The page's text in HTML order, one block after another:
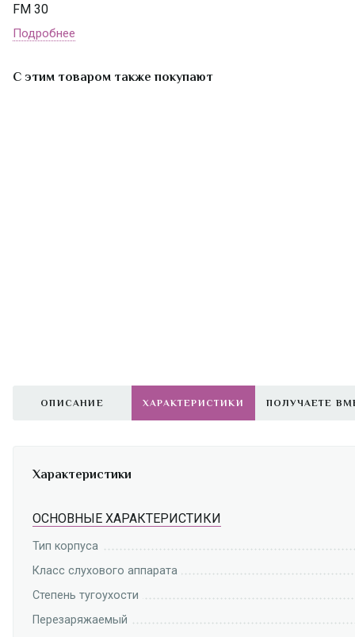
FM 30
Подробнее
С этим товаром также покупают
ОПИСАНИЕ ХАРАКТЕРИСТИКИ ПОЛУЧАЕТЕ
Характеристики
ОСНОВНЫЕ ХАРАКТЕРИСТИКИ
Тип корпуса
Класс слухового аппарата
Степень тугоухости
Перезаряжаемый